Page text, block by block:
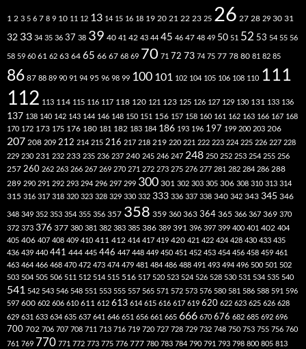
1 2 3 5 6 7 8 9 10 11 12 13 14 15 16 18 19 20 21 22 23 25 26 27 28 29 30 31
32 33 34 35 36 37 38 39 40 41 42 43 44 45 46 47 48 49 50 51 52 53 54 55 56
58 59 60 61 62 63 64 65 66 67 68 69 70 71 72 73 74 75 77 78 80 81 82 85
86 87 88 89 90 91 94 95 96 98 99 100 101 102 104 105 106 108 110 111
112 113 114 115 116 117 118 120 121 123 125 126 127 129 130 131 133 136
137 138 140 142 143 144 146 148 150 151 156 157 158 160 161 162 163 166 167 168
170 172 173 175 176 180 181 182 183 184 186 193 196 197 199 200 203 206
207 208 209 212 214 215 216 217 218 219 220 221 222 223 224 225 226 227 228
229 230 231 232 233 235 236 237 240 245 246 247 248 250 252 253 254 255 256
257 260 262 263 266 267 269 270 271 272 273 275 276 277 281 282 284 286 288
289 290 291 292 293 294 296 297 299 300 301 302 303 305 306 308 310 313 314
315 316 317 318 320 323 328 329 330 332 333 336 337 338 340 342 343 345 346
348 349 352 353 354 355 356 357 358 359 360 363 364 365 366 367 369 370
372 373 376 377 380 381 382 383 385 386 389 391 396 397 399 400 401 402 404
405 406 407 408 409 410 411 412 414 417 419 420 421 422 424 428 430 433 435
436 439 440 441 444 445 446 447 448 449 450 451 452 453 454 456 458 459 461
463 464 466 468 470 472 473 474 479 481 484 486 488 491 493 494 496 500 501 502
503 504 505 506 511 512 514 515 516 517 520 523 524 526 528 530 531 534 535 540
541 542 543 546 548 551 553 555 557 565 571 572 573 576 580 581 586 588 591 596
597 600 602 606 610 611 612 613 614 615 616 617 619 620 622 623 625 626 628
629 631 633 634 635 637 641 646 651 656 661 665 666 670 676 682 685 692 696
700 702 706 707 708 711 713 716 719 720 727 728 729 732 748 750 753 755 756 760
761 769 770 771 772 773 775 776 777 780 783 784 790 791 793 798 800 805 813